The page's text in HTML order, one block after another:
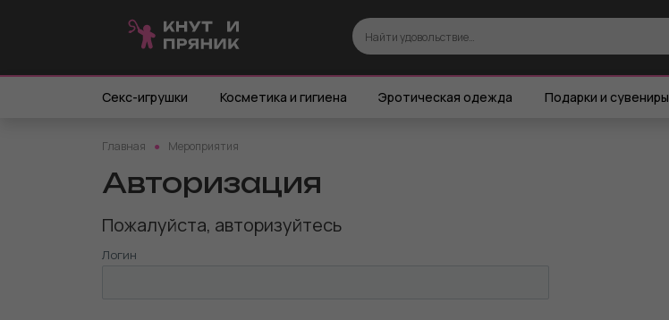
Секс-игрушки Косметика и гигиена Эротическая одежда Подарки и сувениры
Главная Мероприятия
Авторизация
Пожалуйста, авторизуйтесь
Логин